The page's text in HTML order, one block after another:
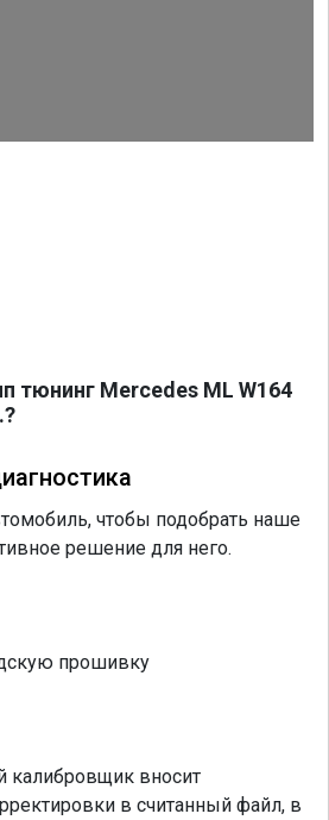
тюнинг Mercedes ML W164
чтобы подобрать наше
решение для него.
прошивку
вносит
в считанный файл, в